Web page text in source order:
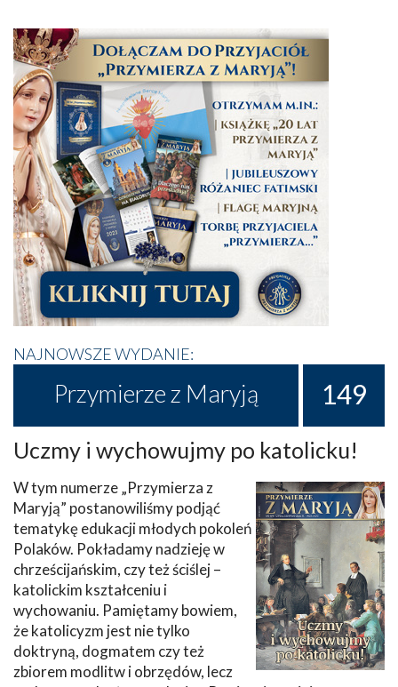
NAJNOWSZE WYDANIE:
Przymierze z Maryją 149
Uczmy i wychowujmy po katolicku!
W tym numerze „Przymierza z
Maryją” postanowiliśmy podjąć
tematykę edukacji młodych pokoleń
Polaków. Pokładamy nadzieję w
chrześcijańskim, czy też ściślej –
katolickim kształceniu i
wychowaniu. Pamiętamy bowiem,
że katolicyzm jest nie tylko
doktryną, dogmatem czy też
zbiorem modlitw i obrzędów, lecz